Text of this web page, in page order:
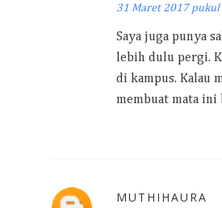
31 Maret 2017 pukul
Saya juga punya
lebih dulu pergi.
di kampus. Kalau
membuat mata ini
MUTHIHAURA